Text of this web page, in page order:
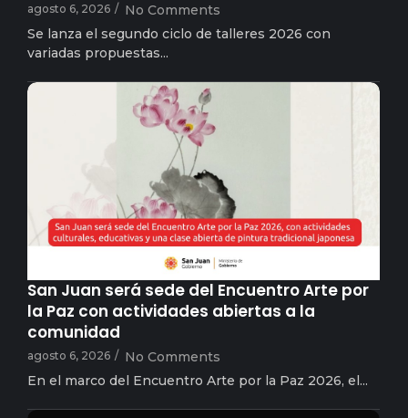
agosto 6, 2026 / No Comments
Se lanza el segundo ciclo de talleres 2026 con
variadas propuestas...
arielsampaolesy
San Juan será sede del Encuentro Arte por
la Paz con actividades abiertas a la
comunidad
agosto 6, 2026 / No Comments
En el marco del Encuentro Arte por la Paz 2026, el...